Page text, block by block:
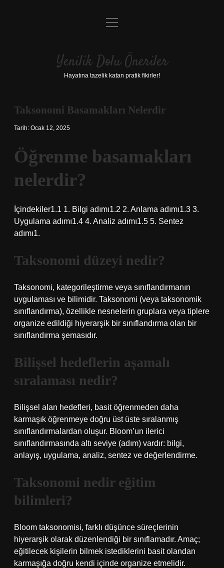
Anasayfa
Yasal Uyarı
menüyü
Yenilik Dolu Öneriler
Hayatına tazelik katan pratik fikirler!
Taksonomi Basamakları Nelerdir
Tarih: Ocak 12, 2025
Öğrenme basamakları
nelerdir?
İçindekiler1.1 1. Bilgi adımı1.2 2. Anlama adımı1.3 3.
Uygulama adımı1.4 4. Analiz adımı1.5 5. Sentez
adımı1.
Taksonomi düzeyi nedir?
Taksonomi, kategorileştirme veya sınıflandırmanın
uygulaması ve bilimidir. Taksonomi (veya taksonomik
sınıflandırma), özellikle nesnelerin gruplara veya tiplere
organize edildiği hiyerarşik bir sınıflandırma olan bir
sınıflandırma şemasıdır.
Bilişsel hedeflerin aşamalı
sıralaması nedir?
Bilişsel alan hedefleri, basit öğrenmeden daha
karmaşık öğrenmeye doğru üst üste sıralanmış
sınıflandırmalardan oluşur. Bloom’un ilerici
sınıflandırmasında altı seviye (adım) vardır: bilgi,
anlayış, uygulama, analiz, sentez ve değerlendirme.
Taksonomi nedir eğitim
bilimleri?
Bloom taksonomisi, farklı düşünce süreçlerinin
hiyerarşik olarak düzenlendiği bir sınıflamadır. Amaç;
eğitilecek kişilerin bilmek istediklerini basit olandan
karmaşığa doğru kendi içinde organize etmelidir.